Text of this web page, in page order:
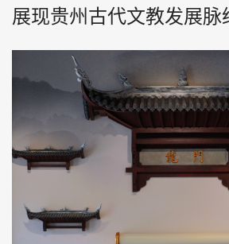
展现贵州古代文教发展脉